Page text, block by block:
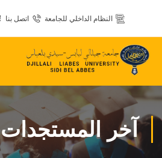
النظام الداخلي للجامعة اتصل بنا
آخر المستجدات